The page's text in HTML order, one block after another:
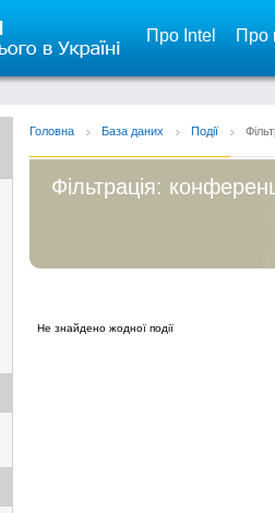
Про Intel Про
Головна База даних Події
Фільтрація:
Не знайдено жодної події